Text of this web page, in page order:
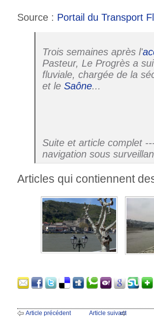
Source : Portail du Transport
Trois semaines après l'
Pasteur, Le Progrès a
fluviale, chargée de la
et le Saône...
Suite et article complet
navigation sous
Articles qui contiennent
Article précédent Article suivant